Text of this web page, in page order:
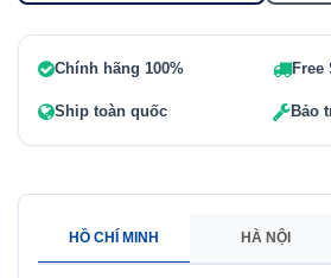
Chính hãng 100% Free
Ship toàn quốc Bảo
HỒ CHÍ MINH HÀ NỘI